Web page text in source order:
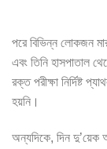
পরে বিভিন্ন লোকজন
এবং তিনি হাসপাতাল
রক্ত পরীক্ষা নির্দিষ্ট
হয়নি।
অন্যদিকে, দিন